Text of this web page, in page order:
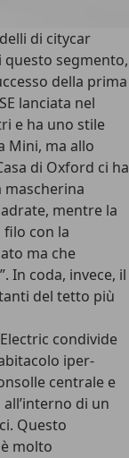
di citycar
questo segmento,
della prima
lanciata nel
e ha uno stile
Mini, ma allo
di Oxford ci ha
mentre la
con la
ma che
In coda, invece, il
del tetto più
condivide
iper-
centrale e
di un
. Questo
molto